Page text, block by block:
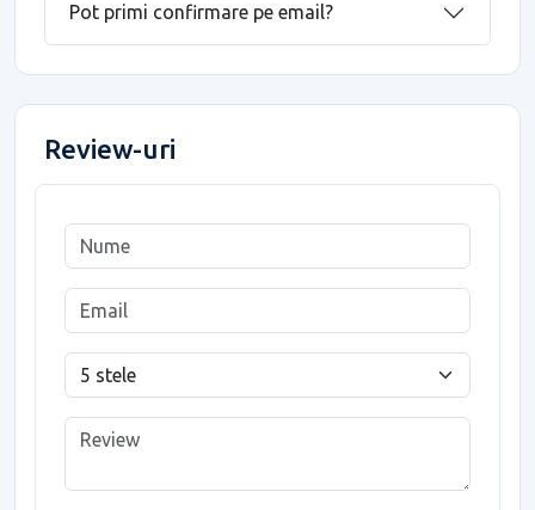
Pot primi confirmare pe email?
Review-uri